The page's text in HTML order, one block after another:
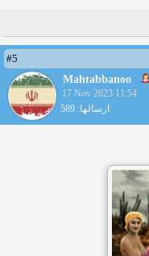
#5
Mahtabbanoo
17 Nov 2023 11:54
ارسالها: 589